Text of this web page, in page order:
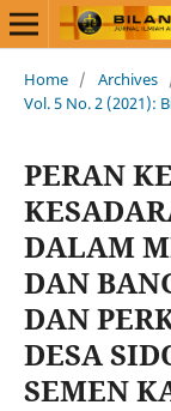
Home / Archives
Vol. 5 No. 2 (2021):
PERAN
DALAM
DAN
DAN
DESA
SEMEN